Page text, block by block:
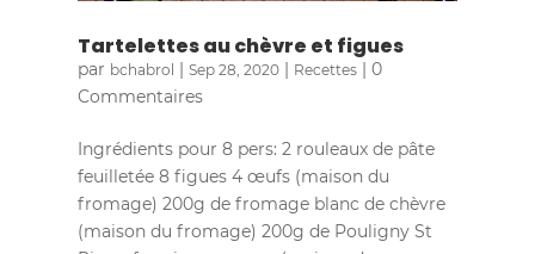
Tartelettes au chèvre et figues
par bchabrol | Sep 28, 2020| Recettes| 0
Commentaires
Ingrédients pour 8 pers: 2 rouleaux de pâte
feuilletée 8 figues 4 œufs (maison du
fromage) 200g de fromage blanc de chèvre
(maison du fromage) 200g de Pouligny St